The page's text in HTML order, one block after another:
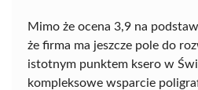
Mimo że ocena 3,9 na
że firma ma jeszcze pole do
istotnym punktem ksero w
kompleksowe wsparcie